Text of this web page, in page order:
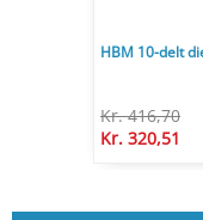
HBM 10-delt
Kr. 416,70
Kr. 320,51